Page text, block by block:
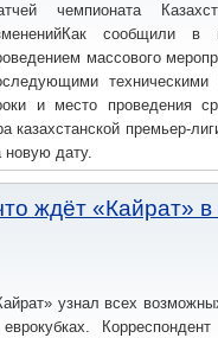
чемпионата
сообщили в
массового
и место проведения
казахстанской премьер-
новую дату.
ждёт «Кайрат»
узнал всех